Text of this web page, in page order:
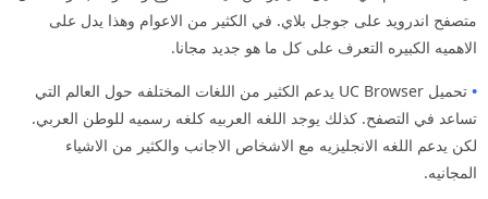
متصفح اندرويد على جوجل بلاي. في الكثير من الاعوام وهذا يدل على
الاهميه الكبيره التعرف على كل ما هو جديد مجانا.
•
تحميل UC Browser يدعم الكثير من اللغات المختلفه حول العالم التي
تساعد في التصفح. كذلك يوجد اللغه العربيه كلغه رسميه للوطن العربي.
لكن يدعم اللغه الانجليزيه مع الاشخاص الاجانب والكثير من الاشياء
المجانيه.